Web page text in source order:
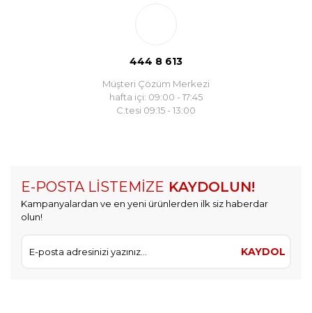
444 8 613
Müşteri Çözüm Merkezi
hafta içi: 09:00 - 17:45
C.tesi 09:15 - 13:00
E-POSTA LİSTEMİZE KAYDOLUN!
Kampanyalardan ve en yeni ürünlerden ilk siz haberdar
olun!
KAYDOL